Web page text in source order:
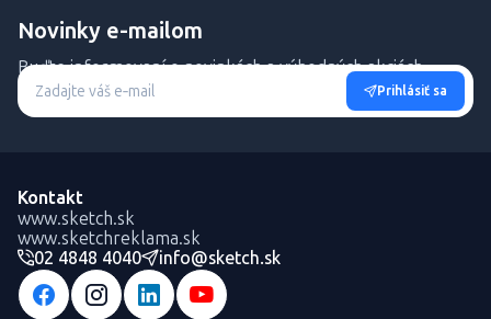
Novinky e-mailom
Buďte informovaní o novinkách a výhodných akciách.
Prihlásiť sa
Kontakt
www.sketch.sk
www.sketchreklama.sk
02 4848 4040
info@sketch.sk